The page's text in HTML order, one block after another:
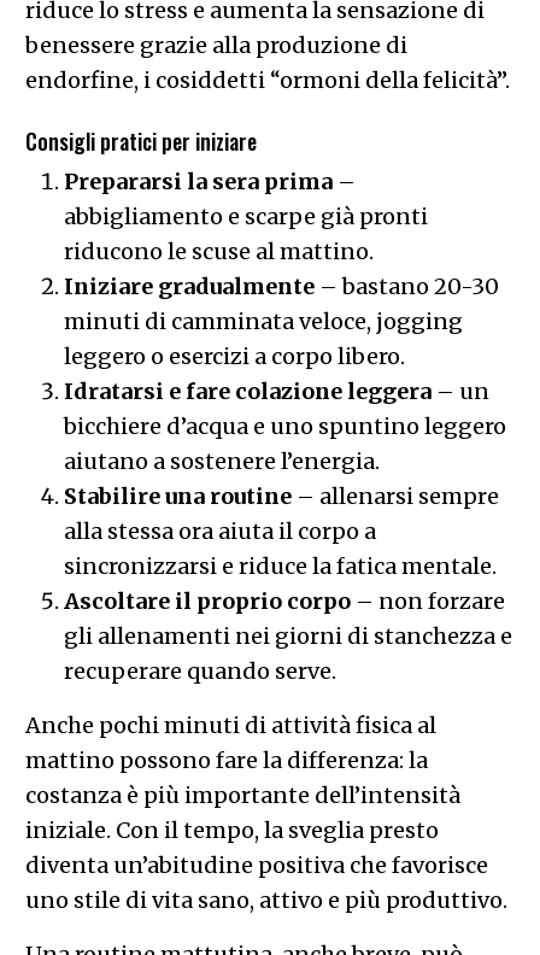
riduce lo stress e aumenta la sensazione di
benessere grazie alla produzione di
endorfine, i cosiddetti “ormoni della felicità”.
Consigli pratici per iniziare
Prepararsi la sera prima–
abbigliamento e scarpe già pronti
riducono le scuse al mattino.
Iniziare gradualmente– bastano 20-30
minuti di camminata veloce, jogging
leggero o esercizi a corpo libero.
Idratarsi e fare colazione leggera– un
bicchiere d’acqua e uno spuntino leggero
aiutano a sostenere l’energia.
Stabilire una routine– allenarsi sempre
alla stessa ora aiuta il corpo a
sincronizzarsi e riduce la fatica mentale.
Ascoltare il proprio corpo– non forzare
gli allenamenti nei giorni di stanchezza e
recuperare quando serve.
Anche pochi minuti di attività fisica al
mattino possono fare la differenza: la
costanza è più importante dell’intensità
iniziale. Con il tempo, la sveglia presto
diventa un’abitudine positiva che favorisce
uno stile di vita sano, attivo e più produttivo.